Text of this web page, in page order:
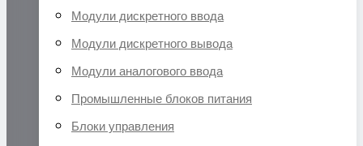
Модули дискретного ввода
Модули дискретного вывода
Модули аналогового ввода
Промышленные блоков питания
Блоки управления